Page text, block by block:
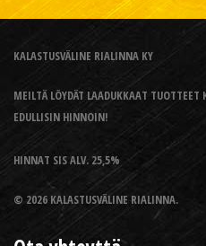
KALASTUSVÄLINE RIALINNA KY
MEILTÄ LÖYDÄT LAADUKKAAT
EDULLISIN HINNOIN!
HINNAT SIS ALV. 25,5%
© 2026 KALASTUSVÄLINE RIALINNA.